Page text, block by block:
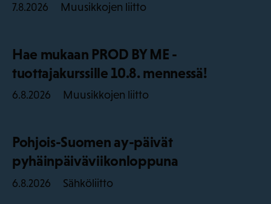
7.8.2026 Muusikkojen liitto
Hae mukaan PROD BY ME -
tuottajakurssille 10.8. mennessä!
6.8.2026 Muusikkojen liitto
Pohjois-Suomen ay-päivät
pyhäinpäiväviikonloppuna
6.8.2026 Sähköliitto